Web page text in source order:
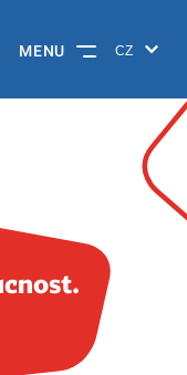
MENU